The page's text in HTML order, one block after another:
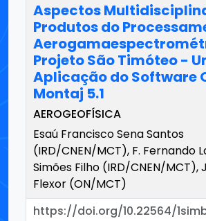
Aspectos
Produtos do
Projeto São Timóteo -
Aplicação do Software
Montaj 5.1
AEROGEOFÍSICA
Esaú Francisco Sena Santos
(IRD/CNEN/MCT), F. Fernando
Simões Filho (IRD/CNEN/MCT),
Flexor (ON/MCT)
https://doi.org/10.22564/